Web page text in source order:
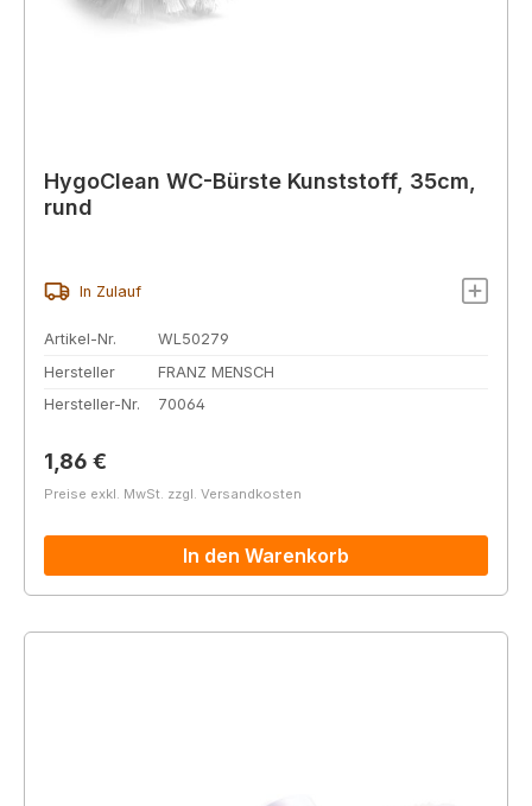
HygoClean WC-Bürste Kunststoff, 35cm,
rund
In Zulauf
Artikel-Nr.
WL50279
Hersteller
FRANZ MENSCH
Hersteller-Nr.
70064
Regulärer Preis:
1,86 €
Preise exkl. MwSt. zzgl. Versandkosten
In den Warenkorb